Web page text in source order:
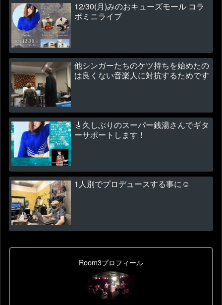
12/30(月)みのおキューズモール コラ
ボミニライブ
他シンガーたちのケツ持ちを始めたの
は良くない音楽人に対抗するためです
🎸久しぶりのスーパー銭湯さんでギタ
ーサポートします！
1人別でプロデュースする事に☺
Room3プロフィール